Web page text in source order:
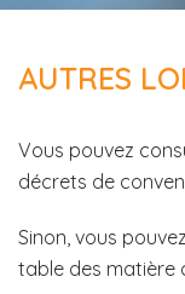
AUTRES
Vous pouvez
décrets de
Sinon, vous
table des matière